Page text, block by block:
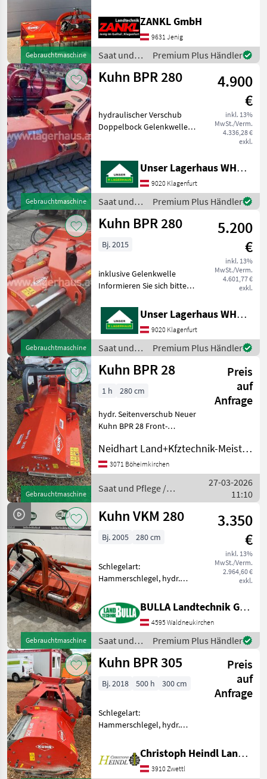
TBE-
S
262
TBES
262
MARKTPLATZ
Marktplatz Händlerangebote
Gebrauchtmaschine
Bodenstützwalze Kuhn
Mulcher Standort: 9631
Jenig 7 - Baujahr 2009 -
Arbeitsbreite 210cm -
Dreipunkta
ZANKL GmbH
9631 Jenig
Saat und
Pflege /
Kuhn
Premium Plus Händler
Gebrauchtmaschine
Kuhn BPR 280
4.900
€
inkl. 13%
MwSt./Verm.
4.336,28 €
exkl.
hydraulischer Verschub
Doppelbock Gelenkwelle
telefonisch, ob die von
Ihnen angefragte Maschine
aktuell bei uns am Lag
Unser Lagerhaus WHG, Kärnten, Klagenfurt
9020 Klagenfurt
Saat und
Pflege /
Kuhn
Premium Plus Händler
Gebrauchtmaschine
Kuhn BPR 280
5.200
€
inkl. 13%
MwSt./Verm.
4.601,77 €
exkl.
Bj. 2015
inklusive Gelenkwelle
Informieren Sie sich bitte
telefonisch, ob die von
Ihnen angefragte Maschine
aktuell bei uns am Lager
steht. Wir inseriere
Unser Lagerhaus WHG, Kärnten, Klagenfurt
9020 Klagenfurt
Saat und
Pflege /
Kuhn
Premium Plus Händler
Gebrauchtmaschine
Kuhn BPR 28
Preis
auf
Anfrage
1 h 280 cm
hydr. Seitenverschub Neuer
Kuhn BPR 28 Front-
Arbeitsbreite von 2.80m,
inklusive Gelenkwelle,
Hydraulischer
Seitenverschub, sofort
Neidhart Land+Kfztechnik-Meisterbetrieb
3071 Böheimkirchen
Saat und Pflege /
Kuhn
27-03-2026
11:10
Gebrauchtmaschine
Kuhn VKM 280
3.350
€
inkl. 13%
MwSt./Verm.
2.964,60 €
exkl.
Bj. 2005 280 cm
Schlegelart:
Hammerschlegel, hydr.
KUHN Mulcher VKM 280 + Bj
2005 + Hydraulischer
Seitenverschub +
Stützwalze + Gelenkwelle +
Getriebe 1000
BULLA Landtechnik GmbH
4595 Waldneukirchen
Saat und
Pflege /
Kuhn
Premium Plus Händler
Kuhn BPR 305
Preis
auf
Anfrage
Bj. 2018 500 h 300 cm
Schlegelart:
Hammerschlegel, hydr.
Heck Anbau + Baujahr 2018
+ inkl. Gelenkwelle Der
Preis der Maschine bezieht
Christoph Heindl Landtechnik GmbH, Waldviertel
3910 Zwettl